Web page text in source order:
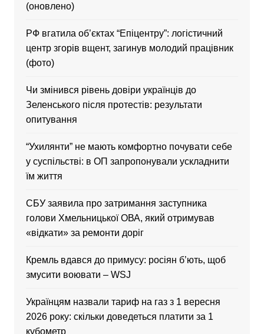
(оновлено)
РФ вгатила об’єктах “Епіцентру”: логістичний
центр згорів вщент, загинув молодий працівник
(фото)
Чи змінився рівень довіри українців до
Зеленського після протестів: результати
опитування
“Ухилянти” не мають комфортно почувати себе
у суспільстві: в ОП запропонували ускладнити
їм життя
CБУ заявила про затримання заступника
голови Хмельницької ОВА, який отримував
«відкати» за ремонти доріг
Кремль вдався до примусу: росіян б’ють, щоб
змусити воювати – WSJ
Українцям назвали тариф на газ з 1 вересня
2026 року: скільки доведеться платити за 1
кубометр